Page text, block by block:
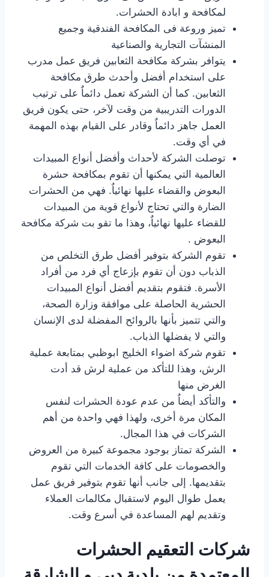
لمكافحة و ابادة الحشرات.
تميز وروعة فى المكافحة الفندقية وجميع
المنشآت التجارية والصناعية
يتوافر بشركة مكافحة الثعابين فريق عمل مدرب
على استخدام أفضل وأحدث طرق مكافحة
الثعابين. كما أن الشركة تعمل دائماٌ على ترتيب
الدورات التدريبية من وقت لآخر، حتى يكون فريق
العمل جاهز دائماٌ وقادر على القيام بهذه المهمة
في أي وقت.
توصلت الشركة لأحداث وأفضل أنواع المبيدات
العالمية التي يمكنها أن تقوم بمكافحة حشرة
البعوض والقضاء عليها نهائياٌ. فهي من الحشرات
الضارة والتي تحتاج لأنواع قوية من المبيدات
للقضاء عليها نهائياٌ، وهذا ما تقو بت شركة مكافحة
البعوض .
تقوم الشركة بتوفير أفضل طرق التخلص من
الذباب دون أن تقوم بإزعاج أي فرد من أفراد
الأسرة. فتقوم بتقديم أفضل أنواع المبيدات
الحشرية الحاصلة على موافقة وزارة الصحة،
والتي تتميز بأنها بالروائح المفضلة لدى الإنسان
والتي لا يفضلها الذباب.
تقوم شركة اضواء الخليج ابوظبي بمتابعة عملية
الرش، وهذا للتأكد من عملية لرش قد أدت
الغرض منها
والتأكد أيضاٌ من عدم عودة الحشرات لنفس
المكان مرة أخرى، ولهذا فهي واحدة من أهم
الشركات في هذا المجال.
الشركة تمتاز بوجود مجموعة كبيرة من العروض
والخصومات على كافة الخدمات التي تقوم
بتقديمها. إلى جانب أنها تقوم بتوفير فريق عمل
يعمل طوال اليوم لاستقبال مكالمات العملاء
وتقديم لهم المساعدة في أسرع وقت.
شركات التعقيم الحشرات